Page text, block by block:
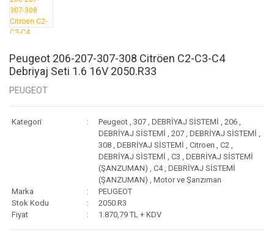
Peugeot 206-207-307-308 Citröen C2-C3-C4
Debriyaj Seti 1.6 16V 2050.R33
PEUGEOT
Kategori Peugeot 307 DEBRİYAJ SİSTEMİ 206
DEBRİYAJ SİSTEMİ
207 DEBRİYAJ SİSTEMİ
308 DEBRİYAJ SİSTEMİ Citroen C2
DEBRİYAJ SİSTEMİ
C3
DEBRİYAJ SİSTEMİ
(ŞANZUMAN)
C4 DEBRİYAJ SİSTEMİ
(ŞANZUMAN)
Motor ve Şanzıman
Marka
PEUGEOT
Stok Kodu
2050.R3
Fiyat
1.870,79 TL + KDV